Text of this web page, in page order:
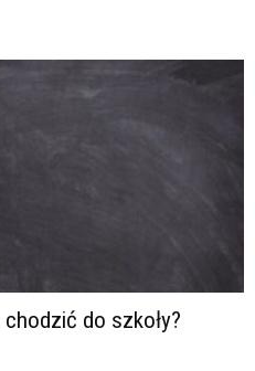
do szkoły?